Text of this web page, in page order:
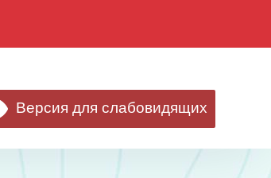
Версия для слабовидящих